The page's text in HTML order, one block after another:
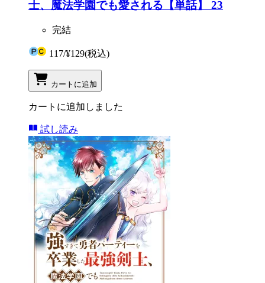
士、魔法学園でも愛される【単話】 23
完結
117/¥129(税込)
カートに追加
カートに追加しました
試し読み